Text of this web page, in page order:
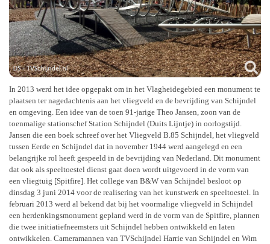
In 2013 werd het idee opgepakt om in het Vlagheidegebied een monument te
plaatsen ter nagedachtenis aan het vliegveld en de bevrijding van Schijndel
en omgeving. Een idee van de toen 91-jarige Theo Jansen, zoon van de
toenmalige stationschef Station Schijndel (Duits Lijntje) in oorlogstijd.
Jansen die een boek schreef over het Vliegveld B.85 Schijndel, het vliegveld
tussen Eerde en Schijndel dat in november 1944 werd aangelegd en een
belangrijke rol heeft gespeeld in de bevrijding van Nederland. Dit monument
dat ook als speeltoestel dienst gaat doen wordt uitgevoerd in de vorm van
een vliegtuig [Spitfire]. Het college van B&W van Schijndel besloot op
dinsdag 3 juni 2014 voor de realisering van het kunstwerk en speeltoestel. In
februari 2013 werd al bekend dat bij het voormalige vliegveld in Schijndel
een herdenkingsmonument gepland werd in de vorm van de Spitfire, plannen
die twee initiatiefneemsters uit Schijndel hebben ontwikkeld en laten
ontwikkelen. Cameramannen van TVSchijndel Harrie van Schijndel en Wim